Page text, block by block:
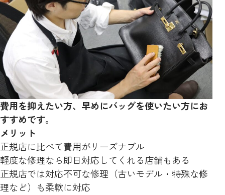
費用を抑えたい方、早めにバッグを使いたい方にお
すすめです。
メリット
正規店に比べて費用がリーズナブル
軽度な修理なら即日対応してくれる店舗もある
正規店では対応不可な修理（古いモデル・特殊な修
理など）も柔軟に対応